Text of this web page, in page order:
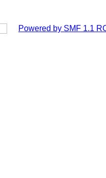
Powered by SMF 1.1